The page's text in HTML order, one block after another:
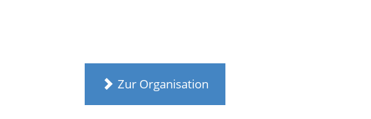
Zur Organisation